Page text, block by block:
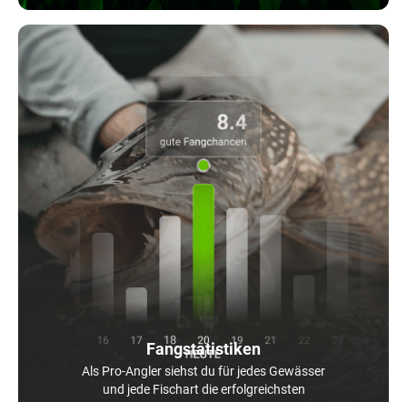
Fangstatistiken
Als Pro-Angler siehst du für jedes Gewässer
und jede Fischart die erfolgreichsten